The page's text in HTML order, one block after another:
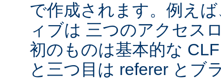
で作成されます。例え
ィブは 三つのアクセス
初のものは基本的な
と三つ目は referer とブ